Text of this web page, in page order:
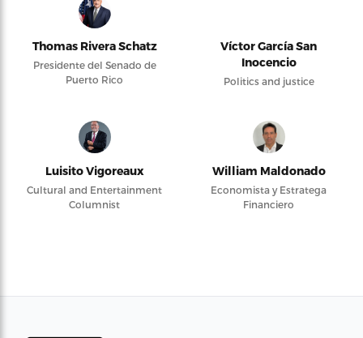
Thomas Rivera Schatz
Presidente del Senado de
Puerto Rico
Víctor García San
Inocencio
Politics and justice
Luisito Vigoreaux
Cultural and Entertainment
Columnist
William Maldonado
Economista y Estratega
Financiero